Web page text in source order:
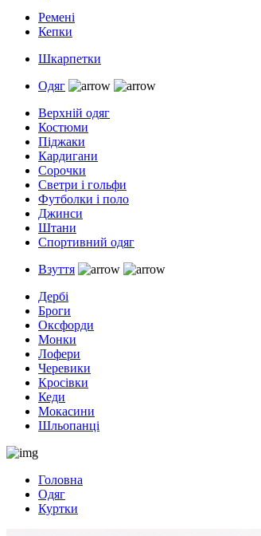
Ремені
Кепки
Шкарпетки
Одяг
Верхній одяг
Костюми
Піджаки
Кардигани
Сорочки
Светри і гольфи
Футболки і поло
Джинси
Штани
Спортивний одяг
Взуття
Дербі
Броги
Оксфорди
Монки
Лофери
Черевики
Кросівки
Кеди
Мокасини
Шльопанці
Головна
Одяг
Куртки